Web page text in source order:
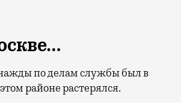
по делам службы был в
районе растерялся.